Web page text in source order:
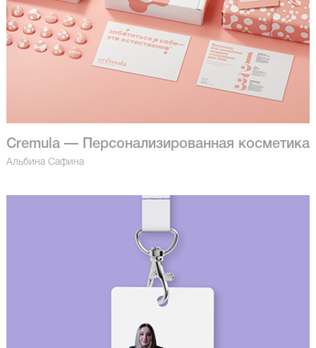
Cremula — Персонализированная косметика
Альбина Сафина